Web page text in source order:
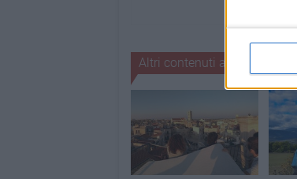
Altri contenuti a tema